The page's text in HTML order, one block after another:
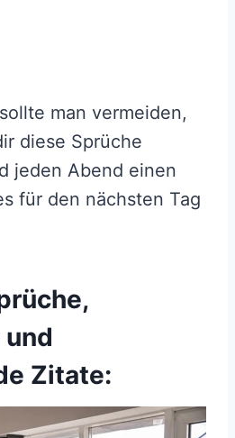
man vermeiden,
diese Sprüche
jeden Abend einen
für den nächsten Tag
Zitate: